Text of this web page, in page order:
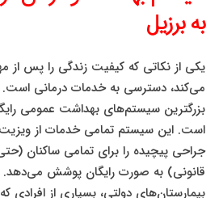
به برزیل
یکی از نکاتی که کیفیت زندگی را پس از
می‌کند، دسترسی به خدمات درمانی است.
است. این سیستم تمامی خدمات از
جراحی پیچیده را برای تمامی ساکنان
قانونی) به صورت رایگان پوشش می‌دهد.
بیمارستان‌های دولتی، بسیاری از افرادی